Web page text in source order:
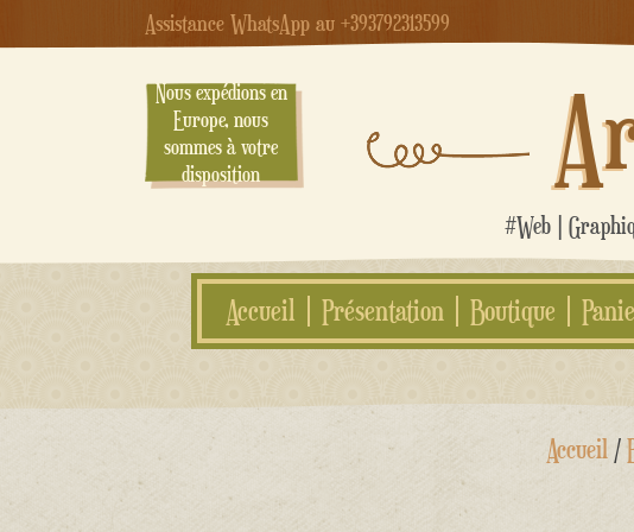
Assistance WhatsApp au +393792313599
Nous expédions en
Europe, nous
sommes à votre
disposition
#Web |
Accueil Présentation Boutique
Aller
contenu
Accueil /